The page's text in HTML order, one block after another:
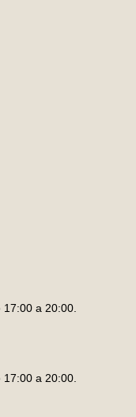
17:00 a 20:00.
17:00 a 20:00.